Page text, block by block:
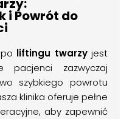
i Powrót do
liftingu twarzyjest
pacjenci zazwyczaj
szybkiego powrotu
klinika oferuje pełne
aby zapewnić